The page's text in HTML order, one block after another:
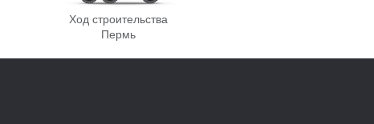
Ход строительства
Пермь